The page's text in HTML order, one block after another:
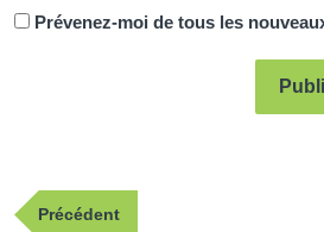
Prévenez-moi de tous les
Navigation
dePublication
Précédent